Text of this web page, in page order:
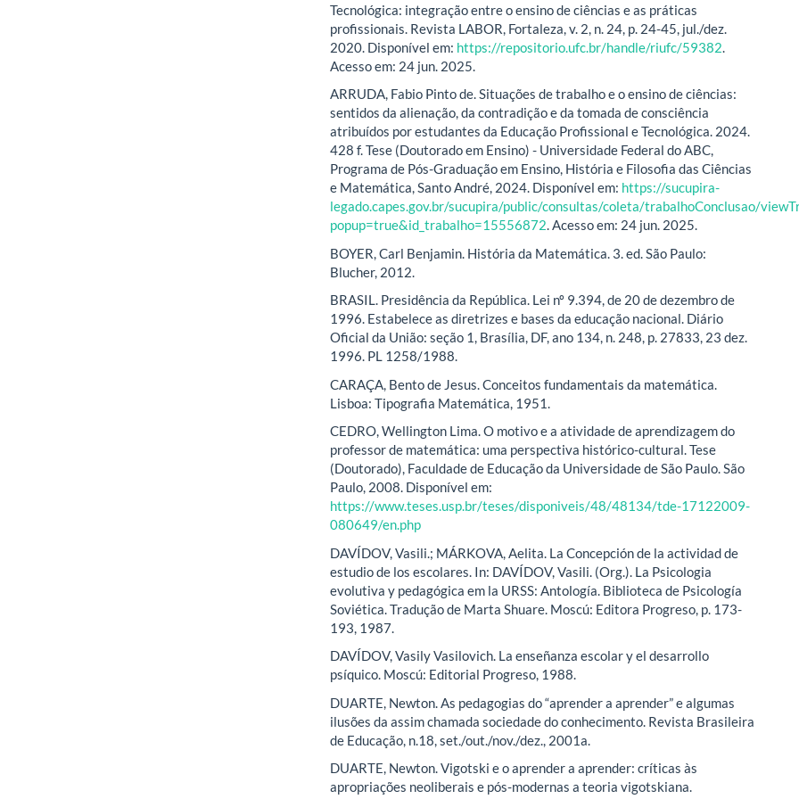
Tecnológica: integração entre o ensino de ciências e as práticas
profissionais. Revista LABOR, Fortaleza, v. 2, n. 24, p. 24-45, jul./dez.
2020. Disponível em: https://repositorio.ufc.br/handle/riufc/59382
Acesso em: 24 jun. 2025.
ARRUDA, Fabio Pinto de. Situações de trabalho e o ensino de ciências:
sentidos da alienação, da contradição e da tomada de consciência
atribuídos por estudantes da Educação Profissional e Tecnológica. 2024.
428 f. Tese (Doutorado em Ensino) - Universidade Federal do ABC,
Programa de Pós-Graduação em Ensino, História e Filosofia das Ciências
e Matemática, Santo André, 2024. Disponível em: https://sucupira-
legado.capes.gov.br/sucupira/public/consultas/coleta/trabalhoConclusao/
popup=true&id_trabalho=15556872. Acesso em: 24 jun. 2025.
BOYER, Carl Benjamin. História da Matemática. 3. ed. São Paulo:
Blucher, 2012.
BRASIL. Presidência da República. Lei nº 9.394, de 20 de dezembro de
1996. Estabelece as diretrizes e bases da educação nacional. Diário
Oficial da União: seção 1, Brasília, DF, ano 134, n. 248, p. 27833, 23 dez.
1996. PL 1258/1988.
CARAÇA, Bento de Jesus. Conceitos fundamentais da matemática.
Lisboa: Tipografia Matemática, 1951.
CEDRO, Wellington Lima. O motivo e a atividade de aprendizagem do
professor de matemática: uma perspectiva histórico-cultural. Tese
(Doutorado), Faculdade de Educação da Universidade de São Paulo. São
Paulo, 2008. Disponível em:
https://www.teses.usp.br/teses/disponiveis/48/48134/tde-17122009-
080649/en.php
DAVÍDOV, Vasili.; MÁRKOVA, Aelita. La Concepción de la actividad de
estudio de los escolares. In: DAVÍDOV, Vasili. (Org.). La Psicologia
evolutiva y pedagógica em la URSS: Antología. Biblioteca de Psicología
Soviética. Tradução de Marta Shuare. Moscú: Editora Progreso, p. 173-
193, 1987.
DAVÍDOV, Vasily Vasilovich. La enseñanza escolar y el desarrollo
psíquico. Moscú: Editorial Progreso, 1988.
DUARTE, Newton. As pedagogias do “aprender a aprender” e algumas
ilusões da assim chamada sociedade do conhecimento. Revista Brasileira
de Educação, n.18, set./out./nov./dez., 2001a.
DUARTE, Newton. Vigotski e o aprender a aprender: críticas às
apropriações neoliberais e pós-modernas a teoria vigotskiana.